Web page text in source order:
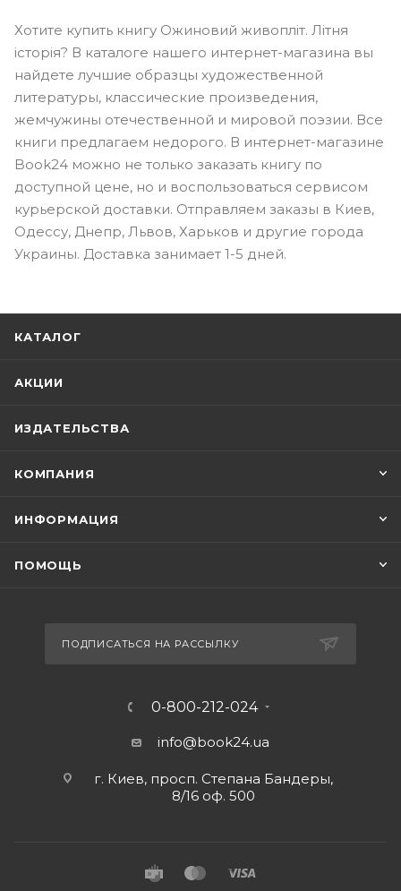
Хотите купить книгу Ожиновий живопліт. Літня
історія? В каталоге нашего интернет-магазина вы
найдете лучшие образцы художественной
литературы, классические произведения,
жемчужины отечественной и мировой поэзии. Все
книги предлагаем недорого. В интернет-магазине
Book24 можно не только заказать книгу по
доступной цене, но и воспользоваться сервисом
курьерской доставки. Отправляем заказы в Киев,
Одессу, Днепр, Львов, Харьков и другие города
Украины. Доставка занимает 1-5 дней.
КАТАЛОГ
АКЦИИ
ИЗДАТЕЛЬСТВА
КОМПАНИЯ
ИНФОРМАЦИЯ
ПОМОЩЬ
ПОДПИСАТЬСЯ НА РАССЫЛКУ
0-800-212-024
info@book24.ua
г. Киев, просп. Степана Бандеры,
8/16 оф. 500